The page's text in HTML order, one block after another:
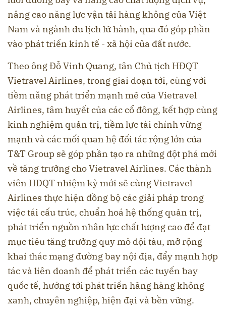
nâng cao năng lực vận tải hàng không của Việt
Nam và ngành du lịch lữ hành, qua đó góp phần
vào phát triển kinh tế - xã hội của đất nước.
Theo ông Đỗ Vinh Quang, tân Chủ tịch HĐQT
Vietravel Airlines, trong giai đoạn tới, cùng với
tiềm năng phát triển mạnh mẽ của Vietravel
Airlines, tâm huyết của các cổ đông, kết hợp cùng
kinh nghiệm quản trị, tiềm lực tài chính vững
mạnh và các mối quan hệ đối tác rộng lớn của
T&T Group sẽ góp phần tạo ra những đột phá mới
về tăng trưởng cho Vietravel Airlines. Các thành
viên HĐQT nhiệm kỳ mới sẽ cùng Vietravel
Airlines thực hiện đồng bộ các giải pháp trong
việc tái cấu trúc, chuẩn hoá hệ thống quản trị,
phát triển nguồn nhân lực chất lượng cao để đạt
mục tiêu tăng trưởng quy mô đội tàu, mở rộng
khai thác mạng đường bay nội địa, đẩy mạnh hợp
tác và liên doanh để phát triển các tuyến bay
quốc tế, hướng tới phát triển hãng hàng không
xanh, chuyên nghiệp, hiện đại và bền vững.